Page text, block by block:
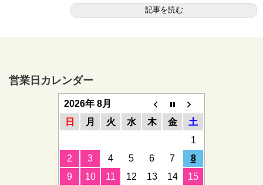
記事を読む
営業日カレンダー
2026年 8月
日
月 火 水 木 金
土
1
2
3 4 5 6 7
8
9
10 11 12 13 14
15